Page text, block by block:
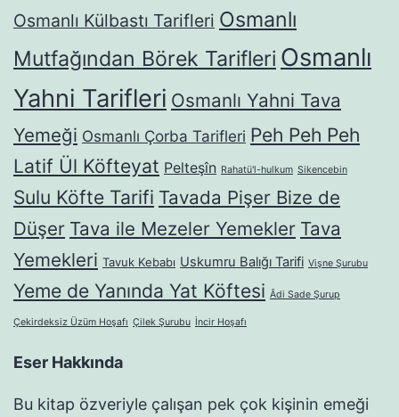
Osmanlı Külbastı Tarifleri Osmanlı
Mutfağından Börek Tarifleri Osmanlı
Yahni Tarifleri Osmanlı Yahni Tava
Yemeği Osmanlı Çorba Tarifleri Peh Peh Peh
Latif Ül Köfteyat Pelteşîn Rahatü'l-hulkum Sikencebin
Sulu Köfte Tarifi Tavada Pişer Bize de
Düşer Tava ile Mezeler Yemekler Tava
Yemekleri Tavuk Kebabı Uskumru Balığı Tarifi Vişne Şurubu
Yeme de Yanında Yat Köftesi Âdi Sade Şurup
Çekirdeksiz Üzüm Hoşafı Çilek Şurubu İncir Hoşafı
Eser Hakkında
Bu kitap özveriyle çalışan pek çok kişinin emeği